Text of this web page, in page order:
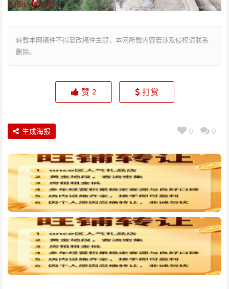
转载本网稿件不得篡改稿件主题，本网所载内容若涉及侵权请联系
删除。
赞 2 打赏
0 0
生成海报